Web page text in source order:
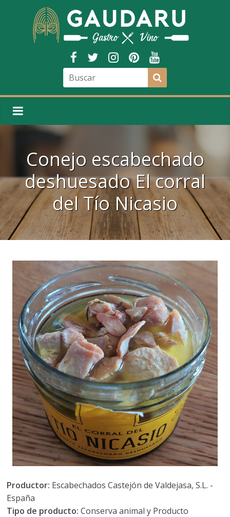
Conejo escabechado
deshuesado El corral
del Tío Nicasio
Productor: Escabechados Castejón de Valdejasa, S.L. -
España
Tipo de producto:Conserva animal y Producto